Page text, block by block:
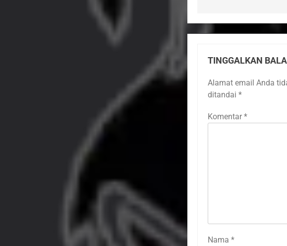
TINGGALKAN
Alamat email Anda
ditandai *
Komentar *
Nama *